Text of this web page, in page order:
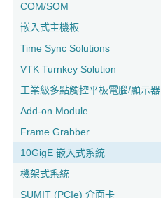
COM/SOM
嵌入式主機板
Time Sync Solutions
VTK Turnkey Solution
工業級多點觸控平板電腦/顯示器
Add-on Module
Frame Grabber
10GigE 嵌入式系統
機架式系統
SUMIT (PCIe) 介面卡